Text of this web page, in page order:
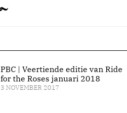
PBC | Veertiende editie van Ride
for the Roses januari 2018
3 NOVEMBER 2017